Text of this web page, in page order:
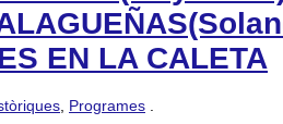
EN LA CALETA
Programes